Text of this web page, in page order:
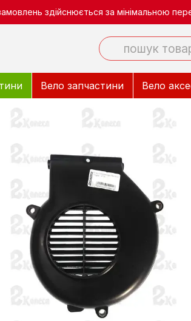
здійснюється за мінімальною
Вело запчастини Вело